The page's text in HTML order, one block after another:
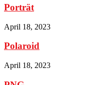
Porträt
April 18, 2023
Polaroid
April 18, 2023